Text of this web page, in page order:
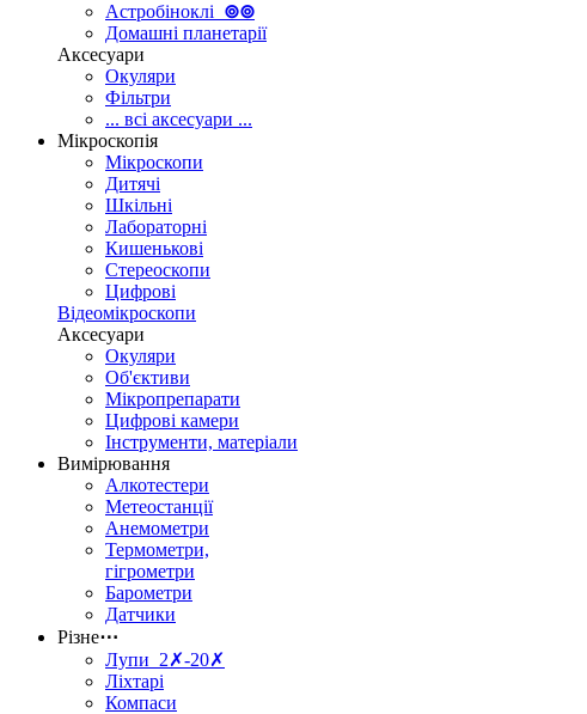
Астробіноклі ⊚⊚
Домашні планетарії
Аксесуари
Окуляри
Фільтри
... всі аксесуари ...
Мікроскопія
Мікроскопи
Дитячі
Шкільні
Лабораторні
Кишенькові
Стереоскопи
Цифрові
Відеомікроскопи
Аксесуари
Окуляри
Об'єктиви
Мікропрепарати
Цифрові камери
Інструменти, матеріали
Вимірювання
Алкотестери
Метеостанції
Анемометри
Термометри,
гігрометри
Барометри
Датчики
Різне⋯
Лупи 2✗-20✗
Ліхтарі
Компаси